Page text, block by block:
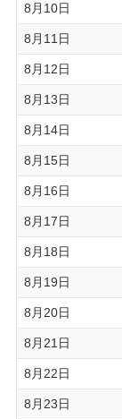
8月10日
8月11日
8月12日
8月13日
8月14日
8月15日
8月16日
8月17日
8月18日
8月19日
8月20日
8月21日
8月22日
8月23日